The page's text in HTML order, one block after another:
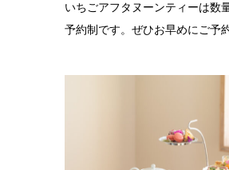
採用情報
いちごアフタヌーンティーは数
予約制です。ぜひお早めにご予